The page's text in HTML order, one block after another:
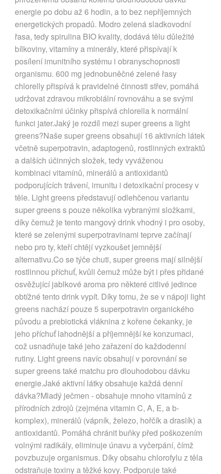
energie po dobu až 6 hodin, a to bez nepříjemných
energetických propadů. Modro zelená sladkovodní
řasa, tedy spirulina BIO kvality, dodává tělu důležité
bílkoviny, vitamíny a minerály, které přispívají k
posílení imunitního systému i obranyschopnosti
organismu. 600 mg jednobuněčné zelené řasy
chlorelly přispívá k pravidelné činnosti střev, pomáhá
udržovat zdravou mikrobiální rovnováhu a se svými
detoxikačními účinky přispívá chlorella k normální
funkci jater.Jaký je rozdíl mezi super greens a light
greens?Naše super greens obsahují 16 aktivních látek
včetně superpotravin, adaptogenů, rostlinných extraktů
a dalších účinných složek, tedy vyváženou
kombinaci vitamínů, minerálů a antioxidantů
podporujících trávení, imunitu i detoxikační procesy v
těle. Light greens představují odlehčenou variantu
super greens s pouze několika vybranými složkami,
díky čemuž je tento mangový drink vhodný i pro osoby,
které se zelenými superpotravinami teprve začínají
nebo pro ty, kteří chtějí vyzkoušet jemnější
alternativu.Co se týče chuti, super greens mají silnější
rostlinnou příchuť, kvůli čemuž může být i přes přidané
osvěžující jablkové aroma pro některé citlivé jedince
obtížné tento drink vypít. Díky tomu, že se v nápoji light
greens nachází pouze 5 superpotravin organického
původu a prebiotická vláknina z kořene čekanky, je
jeho příchuť lahodnější a příjemnější ke konzumaci,
což usnadňuje také jeho zařazení do každodenní
rutiny. Light greens navíc obsahují v porovnání se
super greens také matchu pro dlouhodobou dávku
energie.Jaké aktivní látky obsahuje každá denní
dávka?Mladý ječmen - obsahuje mnoho vitamínů z
přírodních zdrojů (zejména vitamin C, A, E, a b-
komplex), minerálů (vápník, železo, hořčík a draslík) a
antioxidantů. Pomáhá chránit buňky před poškozením
volnými radikály, eliminuje únavu a vyčerpání, čímž
povzbuzuje organismus. Díky obsahu chlorofylu z těla
odstraňuje toxiny a těžké kovy. Podporuje také